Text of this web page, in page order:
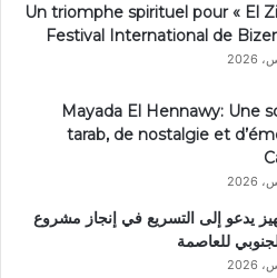
Un triomphe spirituel pour « El
Festival International de
Mayada El Hennawy: Une
tarab, de nostalgie et
يدعو إلى التسريع في إنجاز مشروع
للعاصمة